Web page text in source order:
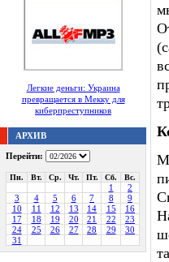
Легкие деньги: Украина
превращается в Мекку для
киберпреступников
АРХИВ
Перейти:
Пн. Вт. Ср. Чт. Пт. Сб. Вс.
1
2
3
4 5 6 7 8
9
10
11 12 13 14 15
16
17
18 19 20 21 22
23
24
25 26 27 28 29
30
31